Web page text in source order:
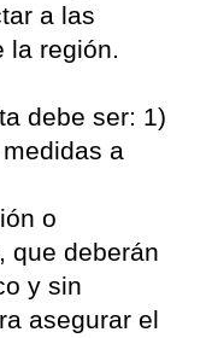
a las
la región.
debe ser: 1)
a
o
que deberán
y sin
asegurar el